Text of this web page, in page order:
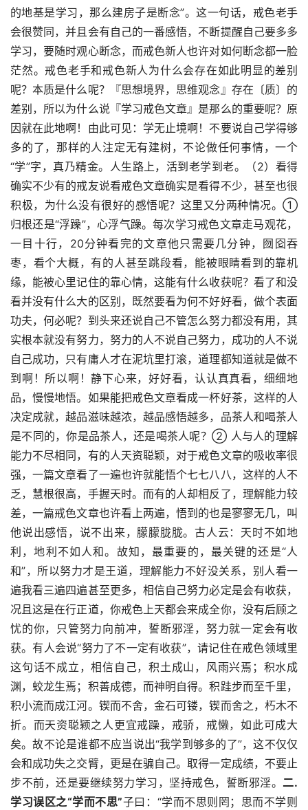
的地基是学习，那么建房子是断念”。这一句话，戒色老手
会很赞同，并且会有自己的一番感悟，不断提醒自己要多多
学习，要随时观心断念，而戒色新人也许对如何断念都一脸
茫然。戒色老手和戒色新人为什么会存在如此明显的差别
呢？本质是什么呢？『思想境界，思维观念』存在〔质〕的
差别，所以为什么说『学习戒色文章』是那么的重要呢？原
因就在此地啊！由此可见：学无止境啊！不要说自己学得够
多的了，那样的人注定无有建树，不论做任何事情，一个
“学”字，真乃精金。人生路上，活到老学到老。（2）看得
确实不少有的戒友说看戒色文章确实是看得不少，甚至也很
积极，为什么没有很好的感悟呢？这里又分两种情况。①
归根还是“浮躁”，心浮气躁。每次学习戒色文章走马观花，
一目十行，20分钟看完的文章他只需要几分钟，囫囵吞
枣，看个大概，有的人甚至跳段看，能被眼睛看到的靠机
缘，能被心里记住的靠心情，这能有什么收获呢？看了和没
看并没有什么大的区别，既然要看为何不好好看，做个表面
功夫，何必呢？到头来还说自己不管怎么努力都没有用，其
实根本就没有努力，努力的人不说自己努力，成功的人不说
自己成功，只有庸人才在泥坑里打滚，道理都知道就是做不
到啊！所以啊！静下心来，好好看，认认真真看，细细地
品，慢慢地悟。如果能把戒色文章看成一杯好茶，这样的人
决定成就，越品滋味越浓，越品感悟越多，品茶人和喝茶人
是不同的，你是品茶人，还是喝茶人呢？② 人与人的理解
能力不尽相同，有的人天资聪颖，对于戒色文章的吸收率很
强，一篇文章看了一遍也许就能悟个七七八八，这样的人不
乏，慧根很高，手握天时。而有的人却相反了，理解能力较
差，一篇戒色文章也许看上两遍，悟到的也是寥寥无几，叫
他说出感悟，说不出来，朦朦胧胧。古人云：天时不如地
利，地利不如人和。故知，最重要的，最关键的还是“人
和”，所以努力才是王道，理解能力不好没关系，别人看一
遍我看三遍四遍甚至更多，相信自己努力必定是会有收获，
况且这是在行正道，你戒色上天都会来成全你，没有后顾之
忧的你，只管努力向前冲，誓断邪淫，努力就一定会有收
获。有人会说“努力了不一定有收获”，请记住在戒色领域里
这句话不成立，相信自己，积土成山，风雨兴焉；积水成
渊，蛟龙生焉；积善成德，而神明自得。积跬步而至千里，
积小流而成江河。锲而不舍，金石可镂，锲而舍之，朽木不
折。而天资聪颖之人更宜戒躁，戒骄，戒懒，如此可成大
矣。故不论是谁都不应当说出“我学到够多的了”，这不仅仅
会和成功失之交臂，更是在骗自己。取得一定成绩，不要止
步不前，还是要继续努力学习，坚持戒色，誓断邪淫。 二.
学习误区之“学而不思”子曰：“学而不思则罔；思而不学则